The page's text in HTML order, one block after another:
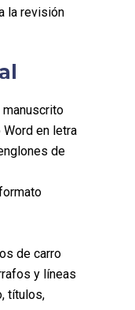
la revisión
en letra
de
de carro
y líneas
títulos,